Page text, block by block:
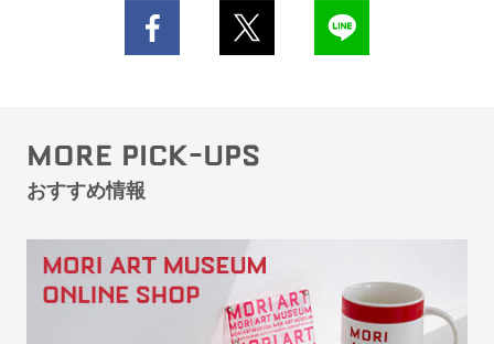
MORE PICK-UPS
おすすめ情報